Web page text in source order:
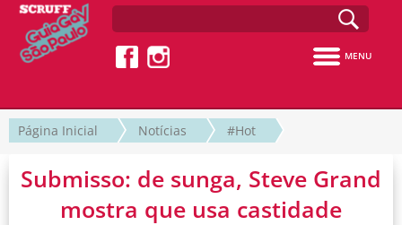
MENU
Página Inicial Notícias #Hot
Submisso: de sunga, Steve Grand
mostra que usa castidade